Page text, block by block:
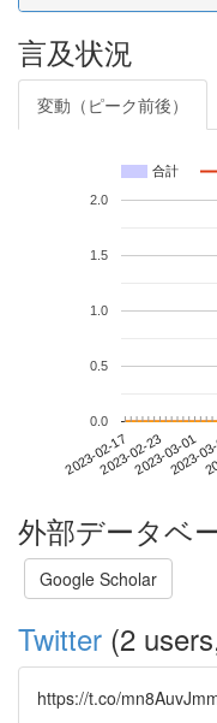
言及状況
変動（ピーク前後）
合計
2023-02-172023-02-232023-03-01
2023-
0.0
0.5
1.0
1.5
2.0
外部データベ
Google Scholar
Twitter (2
https://t.co/